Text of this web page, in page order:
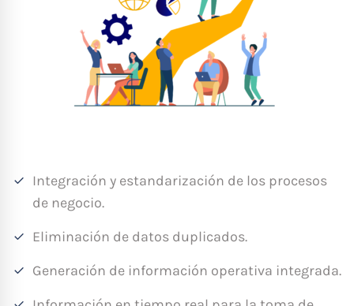
Integración y estandarización de los procesos
de negocio.
Eliminación de datos duplicados.
Generación de información operativa integrada.